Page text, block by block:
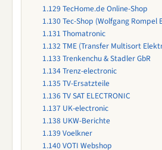
1.129 TecHome.de Online-Shop
1.130 Tec-Shop (Wolfgang Rompel
1.131 Thomatronic
1.132 TME (Transfer Multisort
1.133 Trenkenchu & Stadler GbR
1.134Trenz-electronic
1.135 TV-Ersatzteile
1.136TV SAT ELECTRONIC
1.137 UK-electronic
1.138 UKW-Berichte
1.139 Voelkner
1.140 VOTI Webshop